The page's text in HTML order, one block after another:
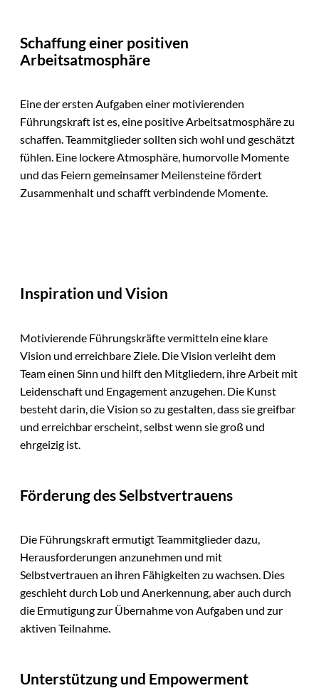
Schaffung einer positiven
Arbeitsatmosphäre
Eine der ersten Aufgaben einer motivierenden
Führungskraft ist es, eine positive Arbeitsatmosphäre zu
schaffen. Teammitglieder sollten sich wohl und geschätzt
fühlen. Eine lockere Atmosphäre, humorvolle Momente
und das Feiern gemeinsamer Meilensteine fördert
Zusammenhalt und schafft verbindende Momente.
Inspiration und Vision
Motivierende Führungskräfte vermitteln eine klare
Vision und erreichbare Ziele. Die Vision verleiht dem
Team einen Sinn und hilft den Mitgliedern, ihre Arbeit mit
Leidenschaft und Engagement anzugehen. Die Kunst
besteht darin, die Vision so zu gestalten, dass sie greifbar
und erreichbar erscheint, selbst wenn sie groß und
ehrgeizig ist.
Förderung des Selbstvertrauens
Die Führungskraft ermutigt Teammitglieder dazu,
Herausforderungen anzunehmen und mit
Selbstvertrauen an ihren Fähigkeiten zu wachsen. Dies
geschieht durch Lob und Anerkennung, aber auch durch
die Ermutigung zur Übernahme von Aufgaben und zur
aktiven Teilnahme.
Unterstützung und Empowerment